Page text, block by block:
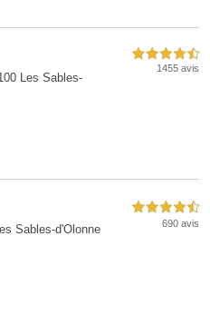
Les Sables-
4,5 étoiles sur 5
1455 avis
Sables-d'Olonne
4,5 étoiles sur 5
690 avis